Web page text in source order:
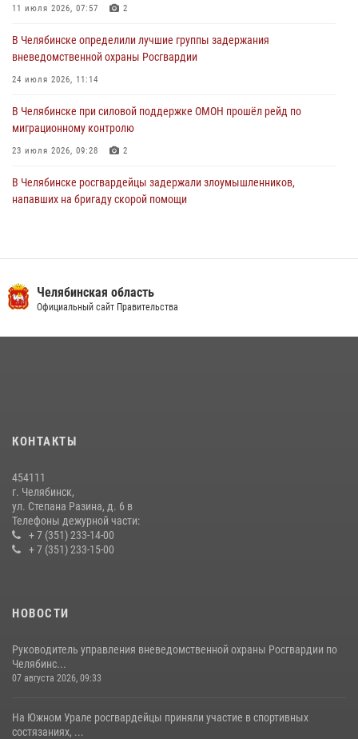
задержан подозреваемый в грабеже
11 июля 2026, 07:57 2
В Челябинске определили лучшие группы задержания
вневедомственной охраны Росгвардии
24 июля 2026, 11:14
В Челябинске при силовой поддержке ОМОН прошёл рейд по
миграционному контролю
23 июля 2026, 09:28 2
В Челябинске росгвардейцы задержали злоумышленников,
напавших на бригаду скорой помощи
13 июля 2026, 03:02 5
28 июля 2026, 10:38
Челябинская область
Официальный сайт Правительства
КОНТАКТЫ
454111
г. Челябинск,
ул. Степана Разина, д. 6 в
Телефоны дежурной части:
+ 7 (351) 233-14-00
+ 7 (351) 233-15-00
НОВОСТИ
Руководитель управления вневедомственной охраны Росгвардии по
Челябинс...
07 августа 2026, 09:33
На Южном Урале росгвардейцы приняли участие в спортивных
состязаниях, ...